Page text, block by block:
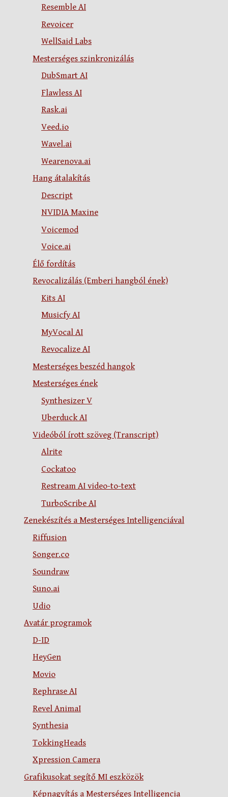
Resemble AI
Revoicer
WellSaid Labs
Mesterséges szinkronizálás
DubSmart AI
Flawless AI
Rask.ai
Veed.io
Wavel.ai
Wearenova.ai
Hang átalakítás
Descript
NVIDIA Maxine
Voicemod
Voice.ai
Élő fordítás
Revocalizálás (Emberi hangból ének)
Kits AI
Musicfy AI
MyVocal AI
Revocalize AI
Mesterséges beszéd hangok
Mesterséges ének
Synthesizer V
Uberduck AI
Videóból írott szöveg (Transcript)
Alrite
Cockatoo
Restream AI video-to-text
TurboScribe AI
Zenekészítés a Mesterséges Intelligenciával
Riffusion
Songer.co
Soundraw
Suno.ai
Udio
Avatár programok
D-ID
HeyGen
Movio
Rephrase AI
Revel AnimaI
Synthesia
TokkingHeads
Xpression Camera
Grafikusokat segítő MI eszközök
Képnagyítás a Mesterséges Intelligencia